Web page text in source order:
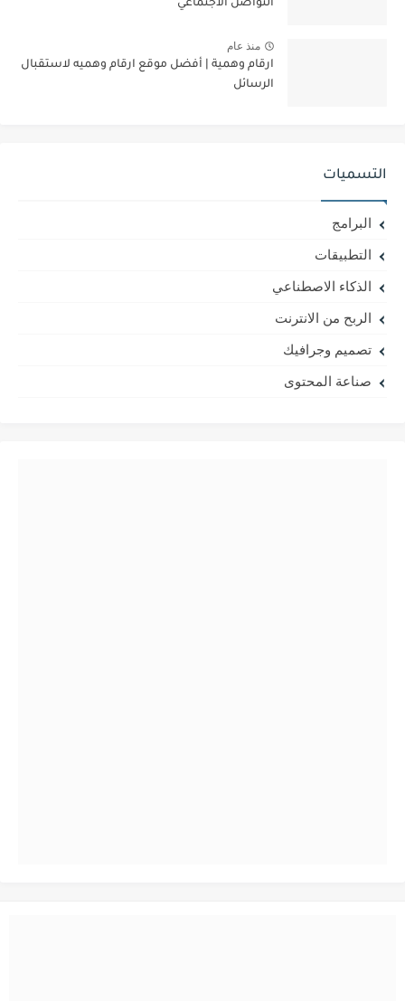
التواصل الاجتماعي
منذ عام
ارقام وهمية | أفضل موقع ارقام وهميه لاستقبال
الرسائل
التسميات
البرامج
التطبيقات
الذكاء الاصطناعي
الربح من الانترنت
تصميم وجرافيك
صناعة المحتوى